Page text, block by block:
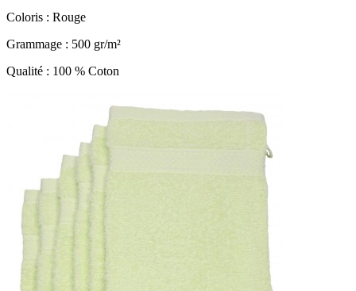
Coloris : Rouge
Grammage : 500 gr/m²
Qualité : 100 % Coton